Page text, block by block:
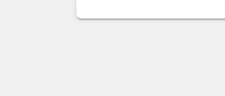
originaleattuale